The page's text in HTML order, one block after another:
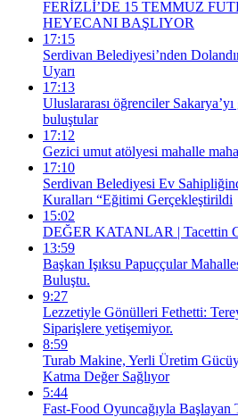
FERİZLİ’DE 15 TEMMUZ
HEYECANI BAŞLIYOR
17:15
Serdivan Belediyesi’nden
Uyarı
17:13
Uluslararası öğrenciler
buluştular
17:12
Gezici umut atölyesi mahalle
17:10
Serdivan Belediyesi Ev
Kuralları “Eğitimi Gerçekleştirildi
15:02
DEĞER KATANLAR | Tacettin
13:59
Başkan Işıksu Papuççular
Buluştu.
9:27
Lezzetiyle Gönülleri Fethetti:
Siparişlere yetişemiyor.
8:59
Turab Makine, Yerli Üretim
Katma Değer Sağlıyor
5:44
Fast-Food Oyuncağıyla Başlayan